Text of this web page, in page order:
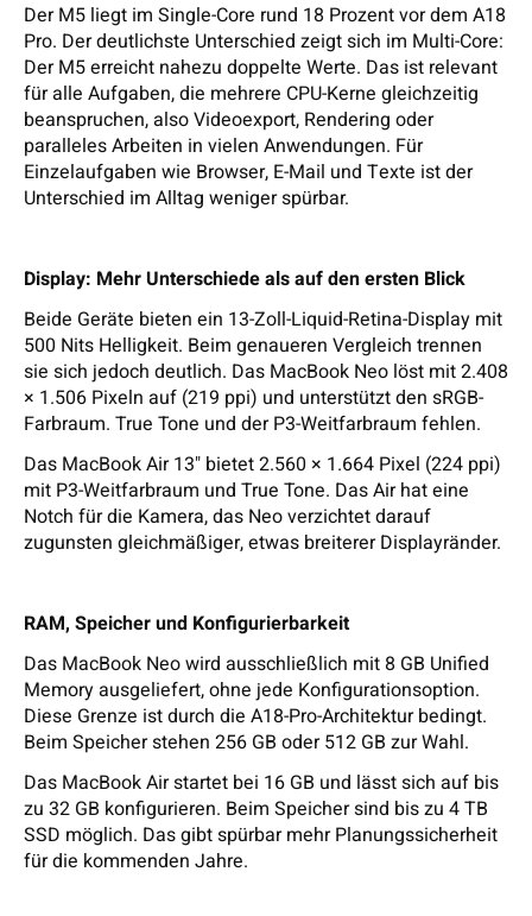
Der M5 liegt im Single-Core rund 18 Prozent vor dem A18
Pro. Der deutlichste Unterschied zeigt sich im Multi-Core:
Der M5 erreicht nahezu doppelte Werte. Das ist relevant
für alle Aufgaben, die mehrere CPU-Kerne gleichzeitig
beanspruchen, also Videoexport, Rendering oder
paralleles Arbeiten in vielen Anwendungen. Für
Einzelaufgaben wie Browser, E-Mail und Texte ist der
Unterschied im Alltag weniger spürbar.
Display: Mehr Unterschiede als auf den ersten Blick
Beide Geräte bieten ein 13-Zoll-Liquid-Retina-Display mit
500 Nits Helligkeit. Beim genaueren Vergleich trennen
sie sich jedoch deutlich. Das MacBook Neo löst mit 2.408
× 1.506 Pixeln auf (219 ppi) und unterstützt den sRGB-
Farbraum. True Tone und der P3-Weitfarbraum fehlen.
Das MacBook Air 13" bietet 2.560 × 1.664 Pixel (224 ppi)
mit P3-Weitfarbraum und True Tone. Das Air hat eine
Notch für die Kamera, das Neo verzichtet darauf
zugunsten gleichmäßiger, etwas breiterer Displayränder.
RAM, Speicher und Konfigurierbarkeit
Das MacBook Neo wird ausschließlich mit 8 GB Unified
Memory ausgeliefert, ohne jede Konfigurationsoption.
Diese Grenze ist durch die A18-Pro-Architektur bedingt.
Beim Speicher stehen 256 GB oder 512 GB zur Wahl.
Das MacBook Air startet bei 16 GB und lässt sich auf bis
zu 32 GB konfigurieren. Beim Speicher sind bis zu 4 TB
SSD möglich. Das gibt spürbar mehr Planungssicherheit
für die kommenden Jahre.